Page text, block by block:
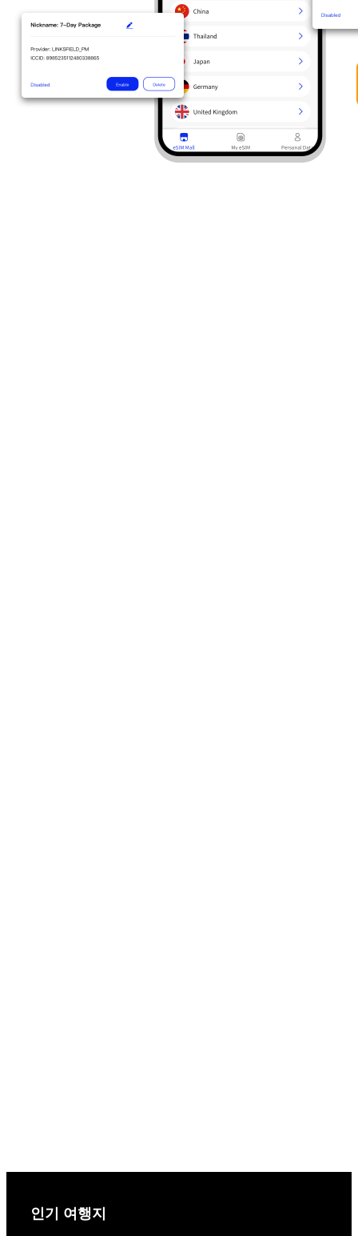
인기 여행지